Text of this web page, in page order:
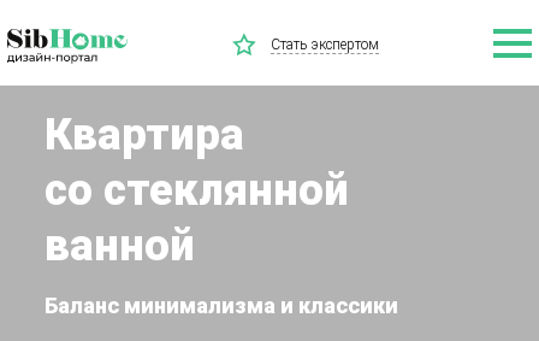
Стать экспертом
Квартира
со стеклянной
ванной
Баланс минимализма и классики